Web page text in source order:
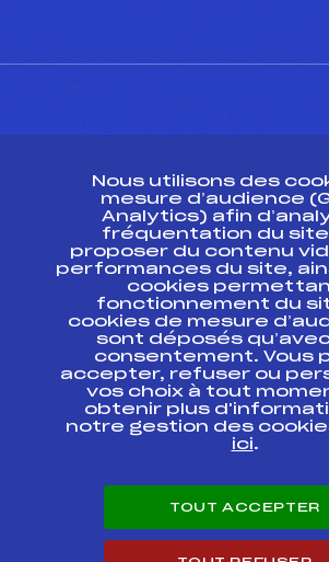
Ressources
Pass’Neige
Projet sportif fédéral
Projet de performance
Antidopage
Pôle Développement,
Scientifique
Listes ministérielles
Pôle vie de l’athlète
Enseignement professionnel
Carrières
Nous utilisons des
mesure d’audience
Analytics) afin
fréquentation du
proposer du contenu
performances du site,
cookies
fonctionnement du
cookies de mesure
sont déposés
consentement. Vous
accepter, refuser ou
vos choix à tout
obtenir plus
notre gestion des
ici.
TOUT ACCEPTER